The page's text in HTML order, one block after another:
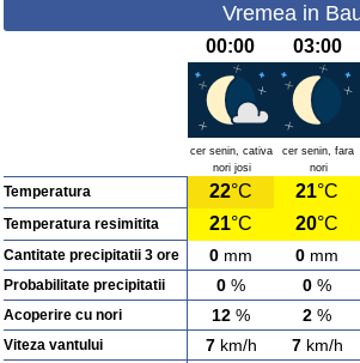
Vremea in
00:00 03:00
cer senin, cativa
nori josi
cer senin, fara
nori
Temperatura 22°C 21°C
Temperatura resimitita 21°C 20°C
Cantitate precipitatii 3 ore 0 mm 0 mm
Probabilitate precipitatii 0 % 0 %
Acoperire cu nori 12 % 2 %
Viteza vantului 7km/h 7km/h